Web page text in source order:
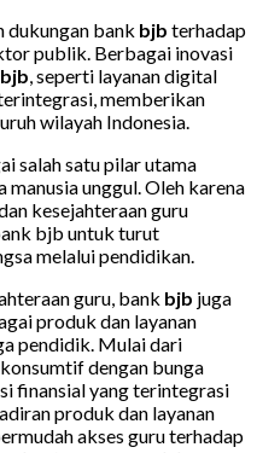
dukungan bank bjb terhadap
publik. Berbagai inovasi
bjb, seperti layanan digital
memberikan
wilayah Indonesia.
salah satu pilar utama
manusia unggul. Oleh karena
kesejahteraan guru
bjb untuk turut
melalui pendidikan.
guru, bank bjb juga
produk dan layanan
pendidik. Mulai dari
dengan bunga
finansial yang terintegrasi
produk dan layanan
akses guru terhadap